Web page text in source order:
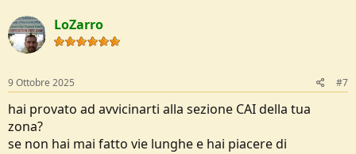
LoZarro
9 Ottobre 2025 #7
hai provato ad avvicinarti alla sezione CAI della tua
zona?
se non hai mai fatto vie lunghe e hai piacere di